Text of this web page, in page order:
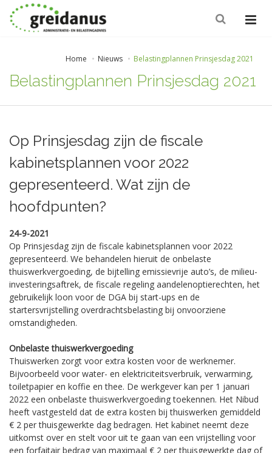
Home Nieuws Belastingplannen Prinsjesdag 2021
Belastingplannen Prinsjesdag 2021
Op Prinsjesdag zijn de fiscale
kabinetsplannen voor 2022
gepresenteerd. Wat zijn de
hoofdpunten?
24-9-2021
Op Prinsjesdag zijn de fiscale kabinetsplannen voor 2022
gepresenteerd. We behandelen hieruit de onbelaste
thuiswerkvergoeding, de bijtelling emissievrije auto’s, de milieu-
investeringsaftrek, de fiscale regeling aandelenoptierechten, het
gebruikelijk loon voor de DGA bij start-ups en de
startersvrijstelling overdrachtsbelasting bij onvoorziene
omstandigheden.
Onbelaste thuiswerkvergoeding
Thuiswerken zorgt voor extra kosten voor de werknemer.
Bijvoorbeeld voor water- en elektriciteitsverbruik, verwarming,
toiletpapier en koffie en thee. De werkgever kan per 1 januari
2022 een onbelaste thuiswerkvergoeding toekennen. Het Nibud
heeft vastgesteld dat de extra kosten bij thuiswerken gemiddeld
€ 2 per thuisgewerkte dag bedragen. Het kabinet neemt deze
uitkomst over en stelt voor uit te gaan van een vrijstelling voor
een forfaitair bedrag van maximaal € 2 per thuisgewerkte dag of